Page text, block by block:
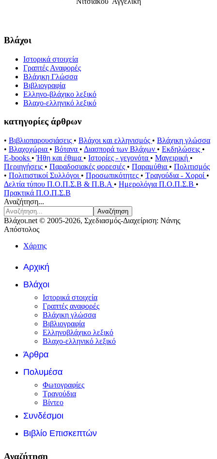
Βλάχοι
Ιστορικά στοιχεία
Γραπτές Αναφορές
Βλάχικη Γλώσσα
Βιβλιογραφία
Ελληνο-βλάχικο λεξικό
Βλαχο-ελληνικό λεξικό
κατηγορίες άρθρων
• Βιβλιοπαρουσιάσεις • Βλάχοι και ελληνισμός • Βλάχικη γλώσσα
• Βλαχοχώρια • Βότανα • Διασπορά των Βλάχων • Εκδηλώσεις •
E-books •Ήθη και έθιμα • Ιστορίες - γεγονότα • Μαγειρική •
Περιηγήσεις • Παραδοσιακές φορεσιές • Παραμύθια • Πολιτισμός
• Πολιτιστικοί Συλλόγοι • Προσωπικότητες • Τραγούδια - Χοροί •
Δελτία τύπου Π.Ο.Π.Σ.Β & Π.Β.Α • Ημερολόγια Π.Ο.Π.Σ.Β •
Πρακτικά Π.Ο.Π.Σ.Β
Αναζήτηση...
Αναζήτηση
Βλάχοι.net © 2005-2026, Σχεδιασμός-Διαχείριση: Νάνης
Απόστολος
Χάρτης
Αρχική
Βλάχοι
Ιστορικά στοιχεία
Γραπτές αναφορές
Βλάχικη γλώσσα
Βιβλιογραφία
Ελληνοβλάχικο λεξικό
Βλαχο-ελληνικό λεξικό
Άρθρα
Πολυμέσα
Φωτογραφίες
Τραγούδια
Βίντεο
Συνδέσμοι
Βιβλίο Επισκεπτών
Αναζήτηση